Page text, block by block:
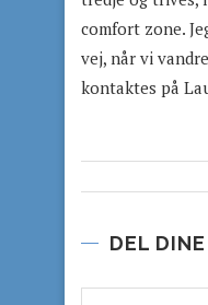
comfort zone.
vej, når vi
kontaktes på
DEL